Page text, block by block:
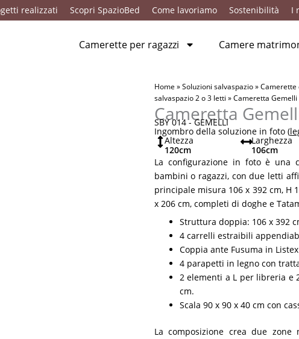
realizzati Scopri SpazioBed Come lavoriamo Sostenibilità I
Camerette per ragazzi Camere
Home »Soluzioni salvaspazio»Camerette
salvaspazio 2 o 3 letti »Cameretta Gemelli
Cameretta
SBY 014 - GEMELLI
Ingombro della soluzione in foto (
Altezza
120cm
Larghezza
106cm
La configurazione in foto è una
bambini o ragazzi, con due letti
principale misura 106 x 392 cm, H
x 206 cm, completi di doghe e
Struttura doppia: 106 x 392
4 carrelli estraibili
Coppia ante Fusuma in
4 parapetti in legno con
2 elementi a L per libreria e
cm.
Scala 90 x 90 x 40 cm con
La composizione crea due